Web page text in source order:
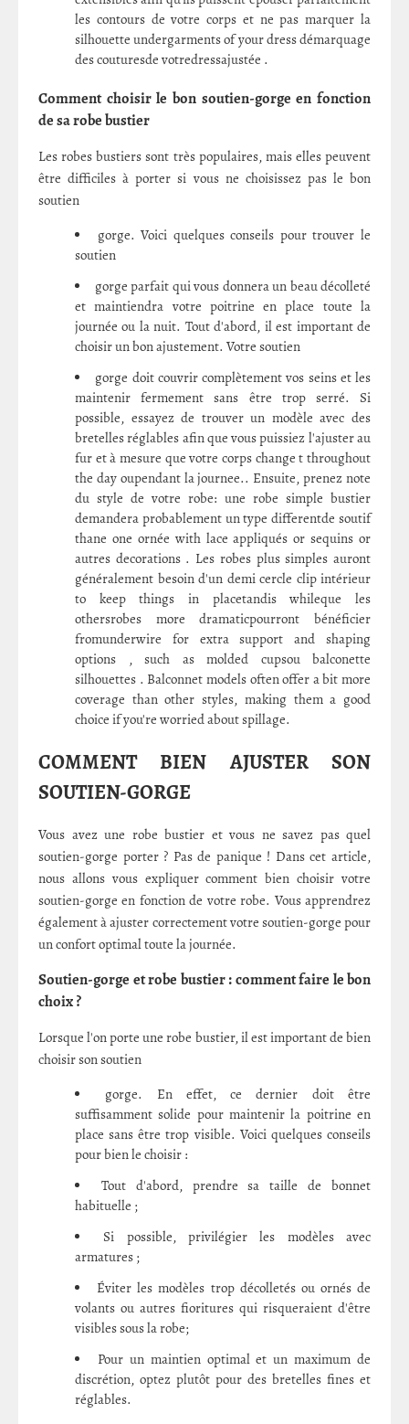
les contours de votre corps et ne pas marquer la
silhouette undergarments of your dress démarquage
des couturesde votredressajustée .
Comment choisir le bon soutien-gorge en fonction
de sa robe bustier
Les robes bustiers sont très populaires, mais elles peuvent
être difficiles à porter si vous ne choisissez pas le bon
soutien
gorge. Voici quelques conseils pour trouver le
soutien
gorge parfait qui vous donnera un beau décolleté
et maintiendra votre poitrine en place toute la
journée ou la nuit. Tout d'abord, il est important de
choisir un bon ajustement. Votre soutien
gorge doit couvrir complètement vos seins et les
maintenir fermement sans être trop serré. Si
possible, essayez de trouver un modèle avec des
bretelles réglables afin que vous puissiez l'ajuster au
fur et à mesure que votre corps change t throughout
the day oupendant la journee.. Ensuite, prenez note
du style de votre robe: une robe simple bustier
demandera probablement un type differentde soutif
thane one ornée with lace appliqués or sequins or
autres decorations . Les robes plus simples auront
généralement besoin d'un demi cercle clip intérieur
to keep things in placetandis whileque les
othersrobes more dramaticpourront bénéficier
fromunderwire for extra support and shaping
options , such as molded cupsou balconette
silhouettes . Balconnet models often offer a bit more
coverage than other styles, making them a good
choice if you're worried about spillage.
COMMENT BIEN AJUSTER SON
SOUTIEN-GORGE
Vous avez une robe bustier et vous ne savez pas quel
soutien-gorge porter ? Pas de panique ! Dans cet article,
nous allons vous expliquer comment bien choisir votre
soutien-gorge en fonction de votre robe. Vous apprendrez
également à ajuster correctement votre soutien-gorge pour
un confort optimal toute la journée.
Soutien-gorge et robe bustier : comment faire le bon
choix ?
Lorsque l'on porte une robe bustier, il est important de bien
choisir son soutien
gorge. En effet, ce dernier doit être
suffisamment solide pour maintenir la poitrine en
place sans être trop visible. Voici quelques conseils
pour bien le choisir :
Tout d'abord, prendre sa taille de bonnet
habituelle ;
Si possible, privilégier les modèles avec
armatures ;
Éviter les modèles trop décolletés ou ornés de
volants ou autres fioritures qui risqueraient d'être
visibles sous la robe;
Pour un maintien optimal et un maximum de
discrétion, optez plutôt pour des bretelles fines et
réglables.